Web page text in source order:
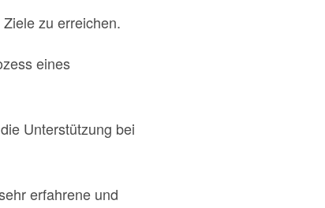
zu erreichen.
eines
Unterstützung bei
erfahrene und